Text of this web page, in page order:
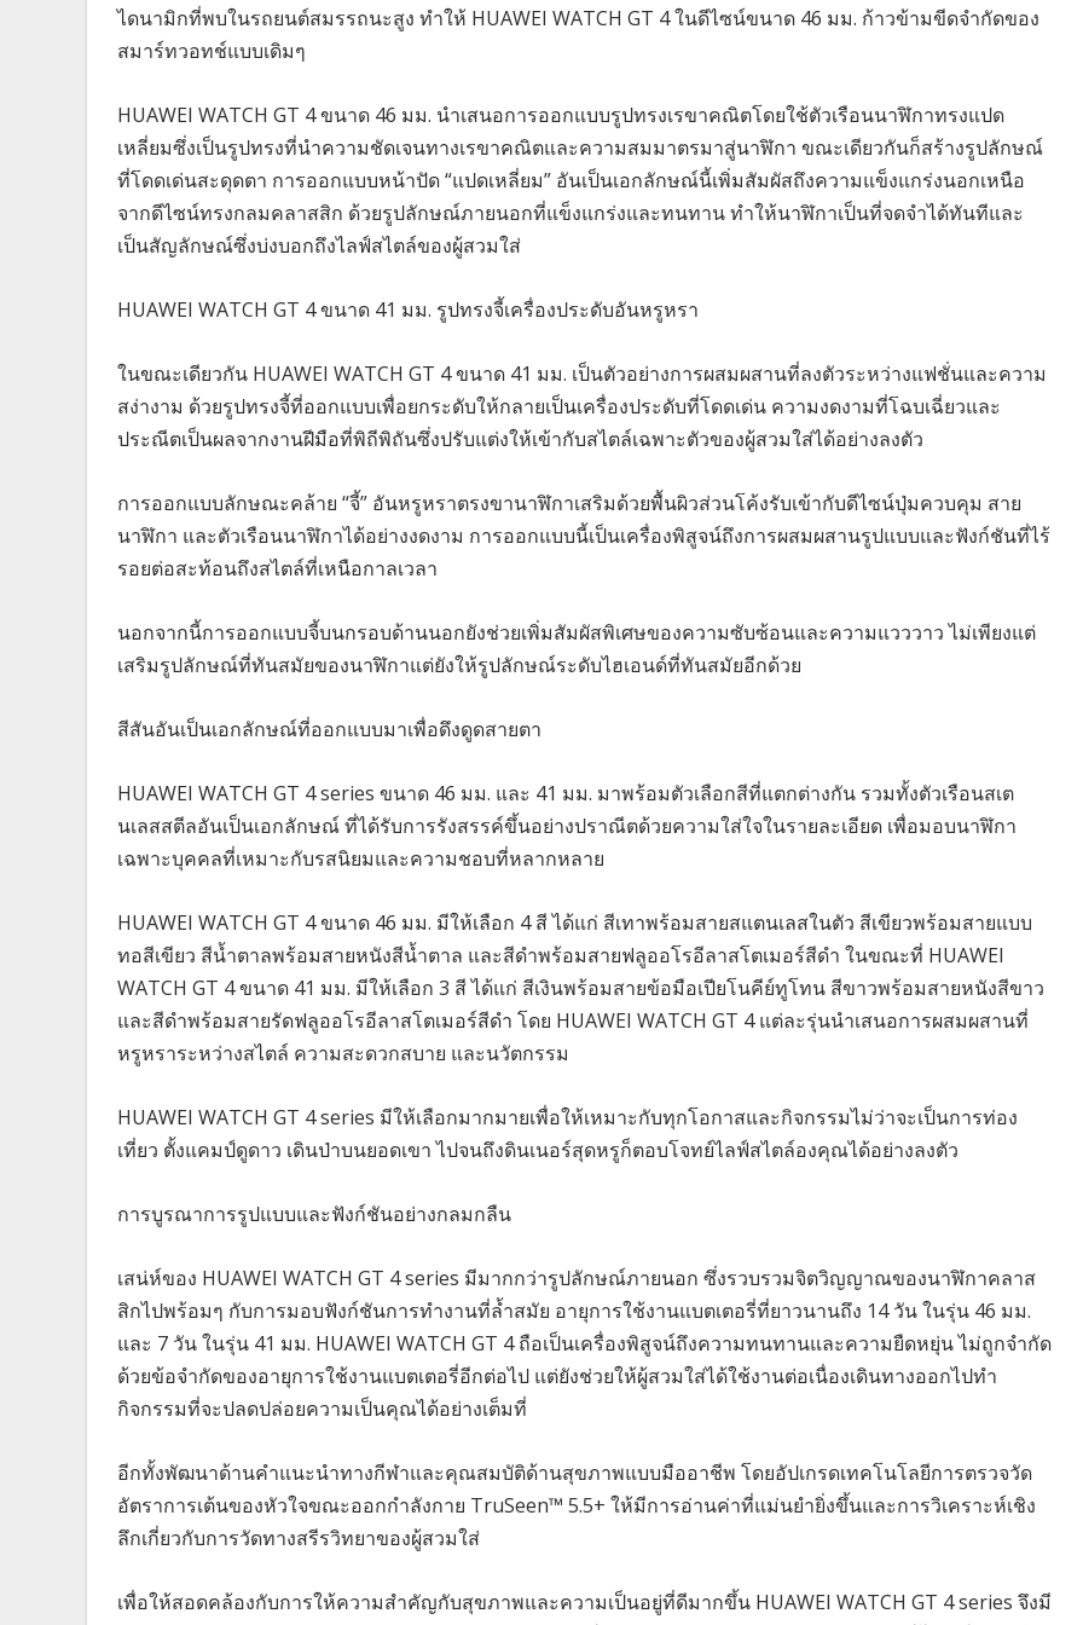
ไดนามิกที่พบในรถยนต์สมรรถนะสูง ทำให้ HUAWEI WATCH GT 4 ในดีไซน์ขนาด 46 มม. ก้าวข้ามขีดจำกัดของ
สมาร์ทวอทช์แบบเดิมๆ
HUAWEI WATCH GT 4 ขนาด 46 มม. นำเสนอการออกแบบรูปทรงเรขาคณิตโดยใช้ตัวเรือนนาฬิกาทรงแปด
เหลี่ยมซึ่งเป็นรูปทรงที่นำความชัดเจนทางเรขาคณิตและความสมมาตรมาสู่นาฬิกา ขณะเดียวกันก็สร้างรูปลักษณ์
ที่โดดเด่นสะดุดตา การออกแบบหน้าปัด “แปดเหลี่ยม” อันเป็นเอกลักษณ์นี้เพิ่มสัมผัสถึงความแข็งแกร่งนอกเหนือ
จากดีไซน์ทรงกลมคลาสสิก ด้วยรูปลักษณ์ภายนอกที่แข็งแกร่งและทนทาน ทำให้นาฬิกาเป็นที่จดจำได้ทันทีและ
เป็นสัญลักษณ์ซึ่งบ่งบอกถึงไลฟ์สไตล์ของผู้สวมใส่
HUAWEI WATCH GT 4 ขนาด 41 มม. รูปทรงจี้เครื่องประดับอันหรูหรา
ในขณะเดียวกัน HUAWEI WATCH GT 4 ขนาด 41 มม. เป็นตัวอย่างการผสมผสานที่ลงตัวระหว่างแฟชั่นและความ
สง่างาม ด้วยรูปทรงจี้ที่ออกแบบเพื่อยกระดับให้กลายเป็นเครื่องประดับที่โดดเด่น ความงดงามที่โฉบเฉี่ยวและ
ประณีตเป็นผลจากงานฝีมือที่พิถีพิถันซึ่งปรับแต่งให้เข้ากับสไตล์เฉพาะตัวของผู้สวมใส่ได้อย่างลงตัว
การออกแบบลักษณะคล้าย “จี้” อันหรูหราตรงขานาฬิกาเสริมด้วยพื้นผิวส่วนโค้งรับเข้ากับดีไซน์ปุ่มควบคุม สาย
นาฬิกา และตัวเรือนนาฬิกาได้อย่างงดงาม การออกแบบนี้เป็นเครื่องพิสูจน์ถึงการผสมผสานรูปแบบและฟังก์ชันที่ไร้
รอยต่อสะท้อนถึงสไตล์ที่เหนือกาลเวลา
นอกจากนี้การออกแบบจี้บนกรอบด้านนอกยังช่วยเพิ่มสัมผัสพิเศษของความซับซ้อนและความแวววาว ไม่เพียงแต่
เสริมรูปลักษณ์ที่ทันสมัยของนาฬิกาแต่ยังให้รูปลักษณ์ระดับไฮเอนด์ที่ทันสมัยอีกด้วย
สีสันอันเป็นเอกลักษณ์ที่ออกแบบมาเพื่อดึงดูดสายตา
HUAWEI WATCH GT 4 series ขนาด 46 มม. และ 41 มม. มาพร้อมตัวเลือกสีที่แตกต่างกัน รวมทั้งตัวเรือนสเต
นเลสสตีลอันเป็นเอกลักษณ์ ที่ได้รับการรังสรรค์ขึ้นอย่างปราณีตด้วยความใส่ใจในรายละเอียด เพื่อมอบนาฬิกา
เฉพาะบุคคลที่เหมาะกับรสนิยมและความชอบที่หลากหลาย
HUAWEI WATCH GT 4 ขนาด 46 มม. มีให้เลือก 4 สี ได้แก่ สีเทาพร้อมสายสแตนเลสในตัว สีเขียวพร้อมสายแบบ
ทอสีเขียว สีน้ำตาลพร้อมสายหนังสีน้ำตาล และสีดำพร้อมสายฟลูออโรอีลาสโตเมอร์สีดำ ในขณะที่ HUAWEI
WATCH GT 4 ขนาด 41 มม. มีให้เลือก 3 สี ได้แก่ สีเงินพร้อมสายข้อมือเปียโนคีย์ทูโทน สีขาวพร้อมสายหนังสีขาว
และสีดำพร้อมสายรัดฟลูออโรอีลาสโตเมอร์สีดำ โดย HUAWEI WATCH GT 4 แต่ละรุ่นนำเสนอการผสมผสานที่
หรูหราระหว่างสไตล์ ความสะดวกสบาย และนวัตกรรม
HUAWEI WATCH GT 4 series มีให้เลือกมากมายเพื่อให้เหมาะกับทุกโอกาสและกิจกรรมไม่ว่าจะเป็นการท่อง
เที่ยว ตั้งแคมป์ดูดาว เดินป่าบนยอดเขา ไปจนถึงดินเนอร์สุดหรูก็ตอบโจทย์ไลฟ์สไตล์องคุณได้อย่างลงตัว
การบูรณาการรูปแบบและฟังก์ชันอย่างกลมกลืน
เสน่ห์ของ HUAWEI WATCH GT 4 series มีมากกว่ารูปลักษณ์ภายนอก ซึ่งรวบรวมจิตวิญญาณของนาฬิกาคลาส
สิกไปพร้อมๆ กับการมอบฟังก์ชันการทำงานที่ล้ำสมัย อายุการใช้งานแบตเตอรี่ที่ยาวนานถึง 14 วัน ในรุ่น 46 มม.
และ 7 วัน ในรุ่น 41 มม. HUAWEI WATCH GT 4 ถือเป็นเครื่องพิสูจน์ถึงความทนทานและความยืดหยุ่น ไม่ถูกจำกัด
ด้วยข้อจำกัดของอายุการใช้งานแบตเตอรี่อีกต่อไป แต่ยังช่วยให้ผู้สวมใส่ได้ใช้งานต่อเนื่องเดินทางออกไปทำ
กิจกรรมที่จะปลดปล่อยความเป็นคุณได้อย่างเต็มที่
อีกทั้งพัฒนาด้านคำแนะนำทางกีฬาและคุณสมบัติด้านสุขภาพแบบมืออาชีพ โดยอัปเกรดเทคโนโลยีการตรวจวัด
อัตราการเต้นของหัวใจขณะออกกำลังกาย TruSeen™ 5.5+ ให้มีการอ่านค่าที่แม่นยำยิ่งขึ้นและการวิเคราะห์เชิง
ลึกเกี่ยวกับการวัดทางสรีรวิทยาของผู้สวมใส่
เพื่อให้สอดคล้องกับการให้ความสำคัญกับสุขภาพและความเป็นอยู่ที่ดีมากขึ้น HUAWEI WATCH GT 4 series จึงมี